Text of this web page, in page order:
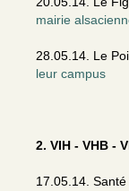
mairie
28.05.14. Le
leur campus
2. VIH - VHB -
17.05.14. Santé